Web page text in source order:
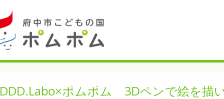
DDD.Labo×ポムポム 3Dペンで絵を描